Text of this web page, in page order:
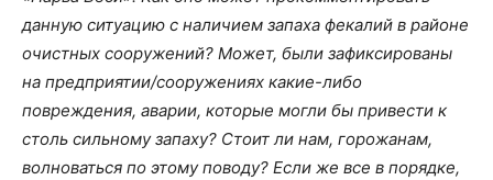
данную ситуацию с наличием запаха фекалий в районе
очистных сооружений? Может, были зафиксированы
на предприятии/сооружениях какие-либо
повреждения, аварии, которые могли бы привести к
столь сильному запаху? Стоит ли нам, горожанам,
волноваться по этому поводу? Если же все в порядке,